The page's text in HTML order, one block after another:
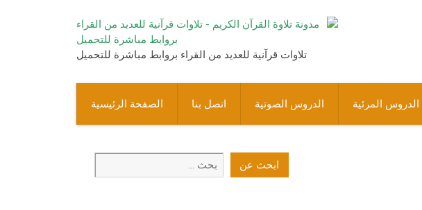
تلاوات قرآنية للعديد من القراء بروابط مباشرة للتحميل
الصفحة الرئيسية اتصل بنا الدروس الصوتية الدروس المرئية
ابحث
عن
ابحث عن